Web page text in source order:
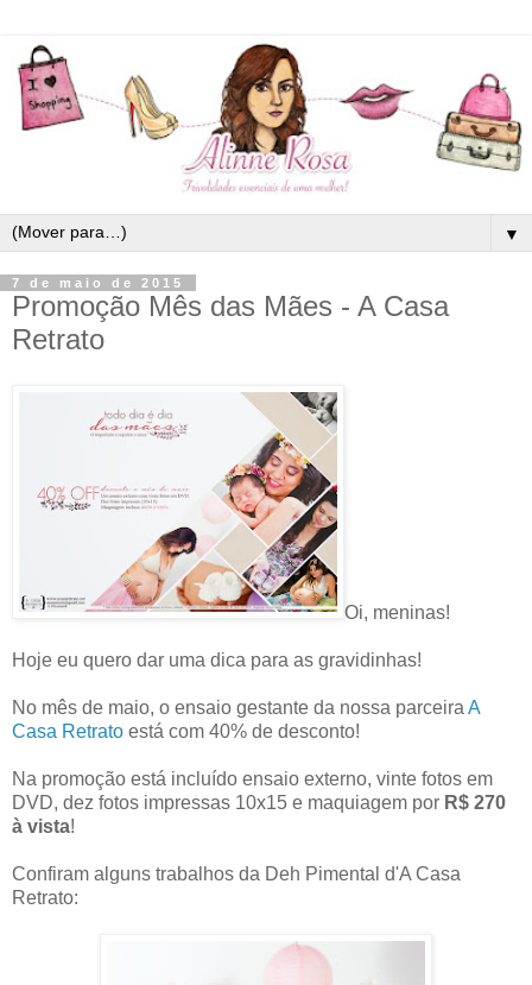
▼
7 de maio de 2015
Promoção Mês das Mães - A Casa
Retrato
Oi, meninas!
Hoje eu quero dar uma dica para as gravidinhas!
No mês de maio, o ensaio gestante da nossa parceira A
Casa Retrato está com 40% de desconto!
Na promoção está incluído ensaio externo, vinte fotos em
DVD, dez fotos impressas 10x15 e maquiagem por R$ 270
à vista!
Confiram alguns trabalhos da Deh Pimental d'A Casa
Retrato: